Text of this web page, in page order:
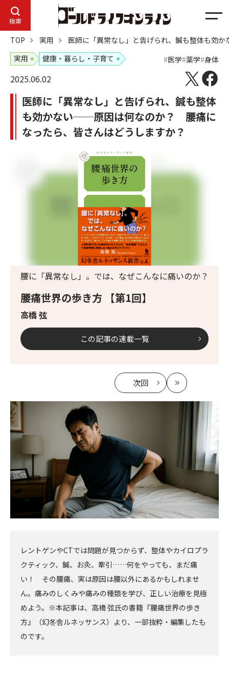
検索
メ
ニ
ュ
ー
TOP 実用
医師に「異常なし」と告げられ、鍼も整体も効
実用
健康・暮らし・子育て 医学 薬学 身体
2025.06.02
医師に「異常なし」と告げられ、鍼も整体
も効かない──原因は何なのか？ 腰痛に
なったら、皆さんはどうしますか？
腰痛世界の歩き方 【第1回】
高橋 弦
腰に「異常なし」。では、なぜこんなに痛いのか？
この記事の連載一覧
次回
記
最
新
レントゲンやCTでは問題が見つからず、整体やカイロプラ
クティック、鍼、お灸、牽引……何をやっても、まだ痛
い！ その腰痛、実は原因は腰以外にあるかもしれませ
ん。痛みのしくみや痛みの種類を学び、正しい治療を見極
めよう。※本記事は、高橋 弦氏の書籍『腰痛世界の歩き
方』（幻冬舎ルネッサンス）より、一部抜粋・編集したも
のです。